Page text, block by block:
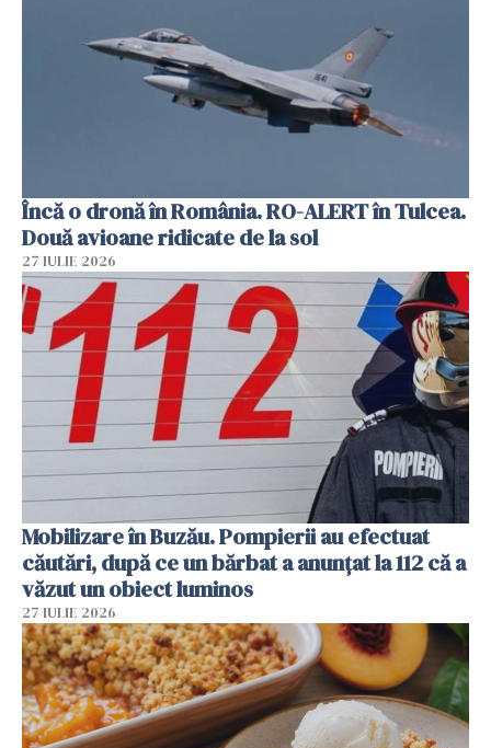
Încă o dronă în România. RO-ALERT în Tulcea.
Două avioane ridicate de la sol
27 IULIE 2026
Mobilizare în Buzău. Pompierii au efectuat
căutări, după ce un bărbat a anunțat la 112 că a
văzut un obiect luminos
27 IULIE 2026